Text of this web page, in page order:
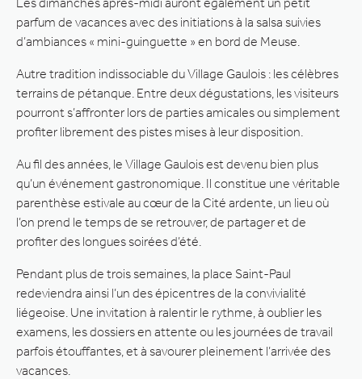
parfum de vacances avec des initiations à la salsa suivies
d’ambiances « mini-guinguette » en bord de Meuse.
Autre tradition indissociable du Village Gaulois : les célèbres
terrains de pétanque. Entre deux dégustations, les visiteurs
pourront s’affronter lors de parties amicales ou simplement
profiter librement des pistes mises à leur disposition.
Au fil des années, le Village Gaulois est devenu bien plus
qu’un événement gastronomique. Il constitue une véritable
parenthèse estivale au cœur de la Cité ardente, un lieu où
l’on prend le temps de se retrouver, de partager et de
profiter des longues soirées d’été.
Pendant plus de trois semaines, la place Saint-Paul
redeviendra ainsi l’un des épicentres de la convivialité
liégeoise. Une invitation à ralentir le rythme, à oublier les
examens, les dossiers en attente ou les journées de travail
parfois étouffantes, et à savourer pleinement l’arrivée des
vacances.